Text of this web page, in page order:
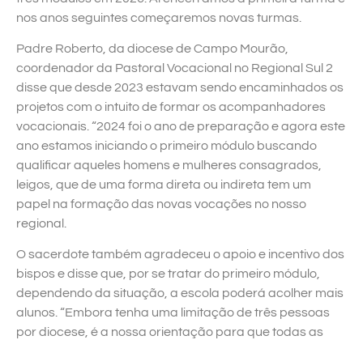
nos anos seguintes começaremos novas turmas.
Padre Roberto, da diocese de Campo Mourão,
coordenador da Pastoral Vocacional no Regional Sul 2
disse que desde 2023 estavam sendo encaminhados os
projetos com o intuito de formar os acompanhadores
vocacionais. “2024 foi o ano de preparação e agora este
ano estamos iniciando o primeiro módulo buscando
qualificar aqueles homens e mulheres consagrados,
leigos, que de uma forma direta ou indireta tem um
papel na formação das novas vocações no nosso
regional.
O sacerdote também agradeceu o apoio e incentivo dos
bispos e disse que, por se tratar do primeiro módulo,
dependendo da situação, a escola poderá acolher mais
alunos. “Embora tenha uma limitação de três pessoas
por diocese, é a nossa orientação para que todas as